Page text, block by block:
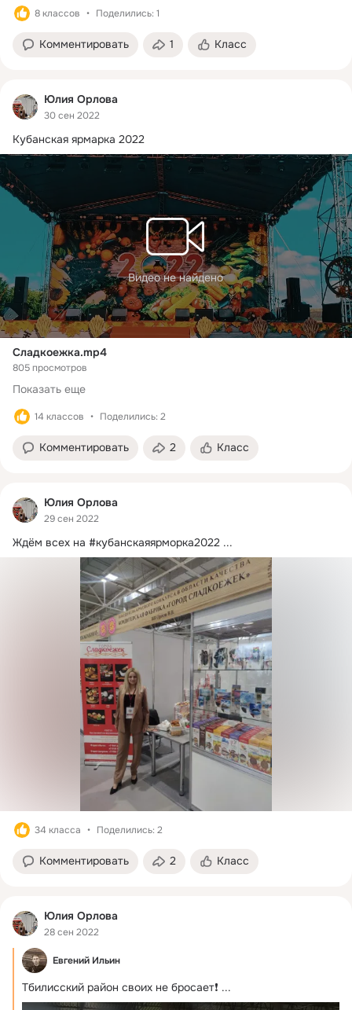
8 классов Поделились: 1
Комментировать 1 Класс
Юлия Орлова
30 сен 2022
Кубанская ярмарка 2022
Видео не найдено
Сладкоежка.mp4
805 просмотров
Показать еще
14 классов Поделились: 2
Комментировать 2 Класс
Юлия Орлова
29 сен 2022
Ждём всех на #кубанскаяярморка2022 ...
34 класса Поделились: 2
Комментировать 2 Класс
Юлия Орлова
28 сен 2022
Евгений Ильин
Тбилисский район своих не бросает❗️ ...